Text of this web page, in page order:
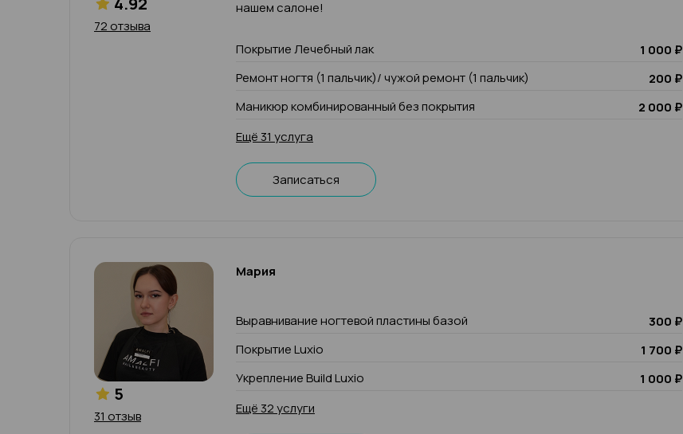
72 отзыва
нашем салоне!
Покрытие Лечебный лак
1 000 ₽
Ремонт ногтя (1 пальчик)/ чужой ремонт (1 пальчик)
200 ₽
Маникюр комбинированный без покрытия
2 000 ₽
Ещё 31 услуга
Записаться
5
31 отзыв
Мария
Выравнивание ногтевой пластины базой
300 ₽
Покрытие Luxio
1 700 ₽
Укрепление Build Luxio
1 000 ₽
Ещё 32 услуги